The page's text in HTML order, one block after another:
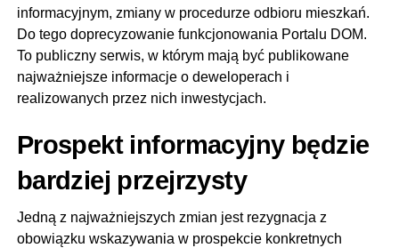
informacyjnym, zmiany w procedurze odbioru mieszkań.
Do tego doprecyzowanie funkcjonowania Portalu DOM.
To publiczny serwis, w którym mają być publikowane
najważniejsze informacje o deweloperach i
realizowanych przez nich inwestycjach.
Prospekt informacyjny będzie
bardziej przejrzysty
Jedną z najważniejszych zmian jest rezygnacja z
obowiązku wskazywania w prospekcie konkretnych